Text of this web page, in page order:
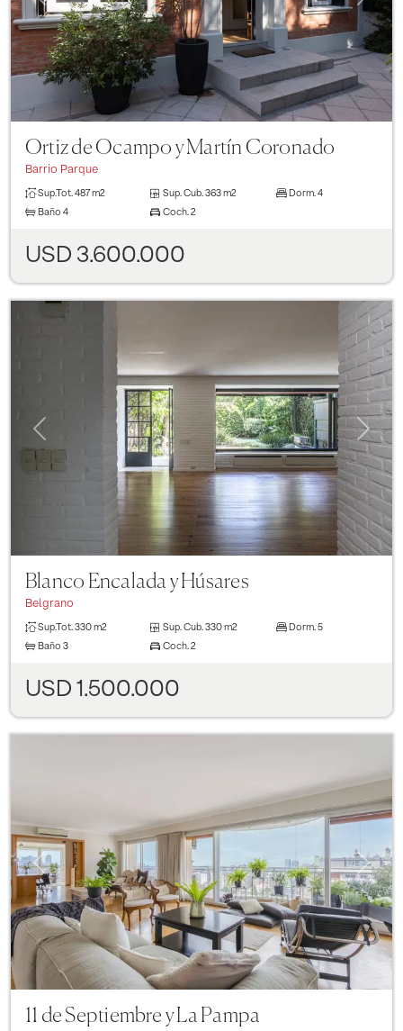
Ortiz de Ocampo y Martín Coronado
Barrio Parque
Sup.Tot. 487 m2 Sup. Cub. 363 m2 Dorm. 4
Baño 4 Coch. 2
USD 3.600.000
Previous Next
Blanco Encalada y Húsares
Belgrano
Sup.Tot.330 m2 Sup. Cub. 330 m2 Dorm. 5
Baño 3 Coch. 2
USD 1.500.000
Previous Next
11 de Septiembre y La Pampa